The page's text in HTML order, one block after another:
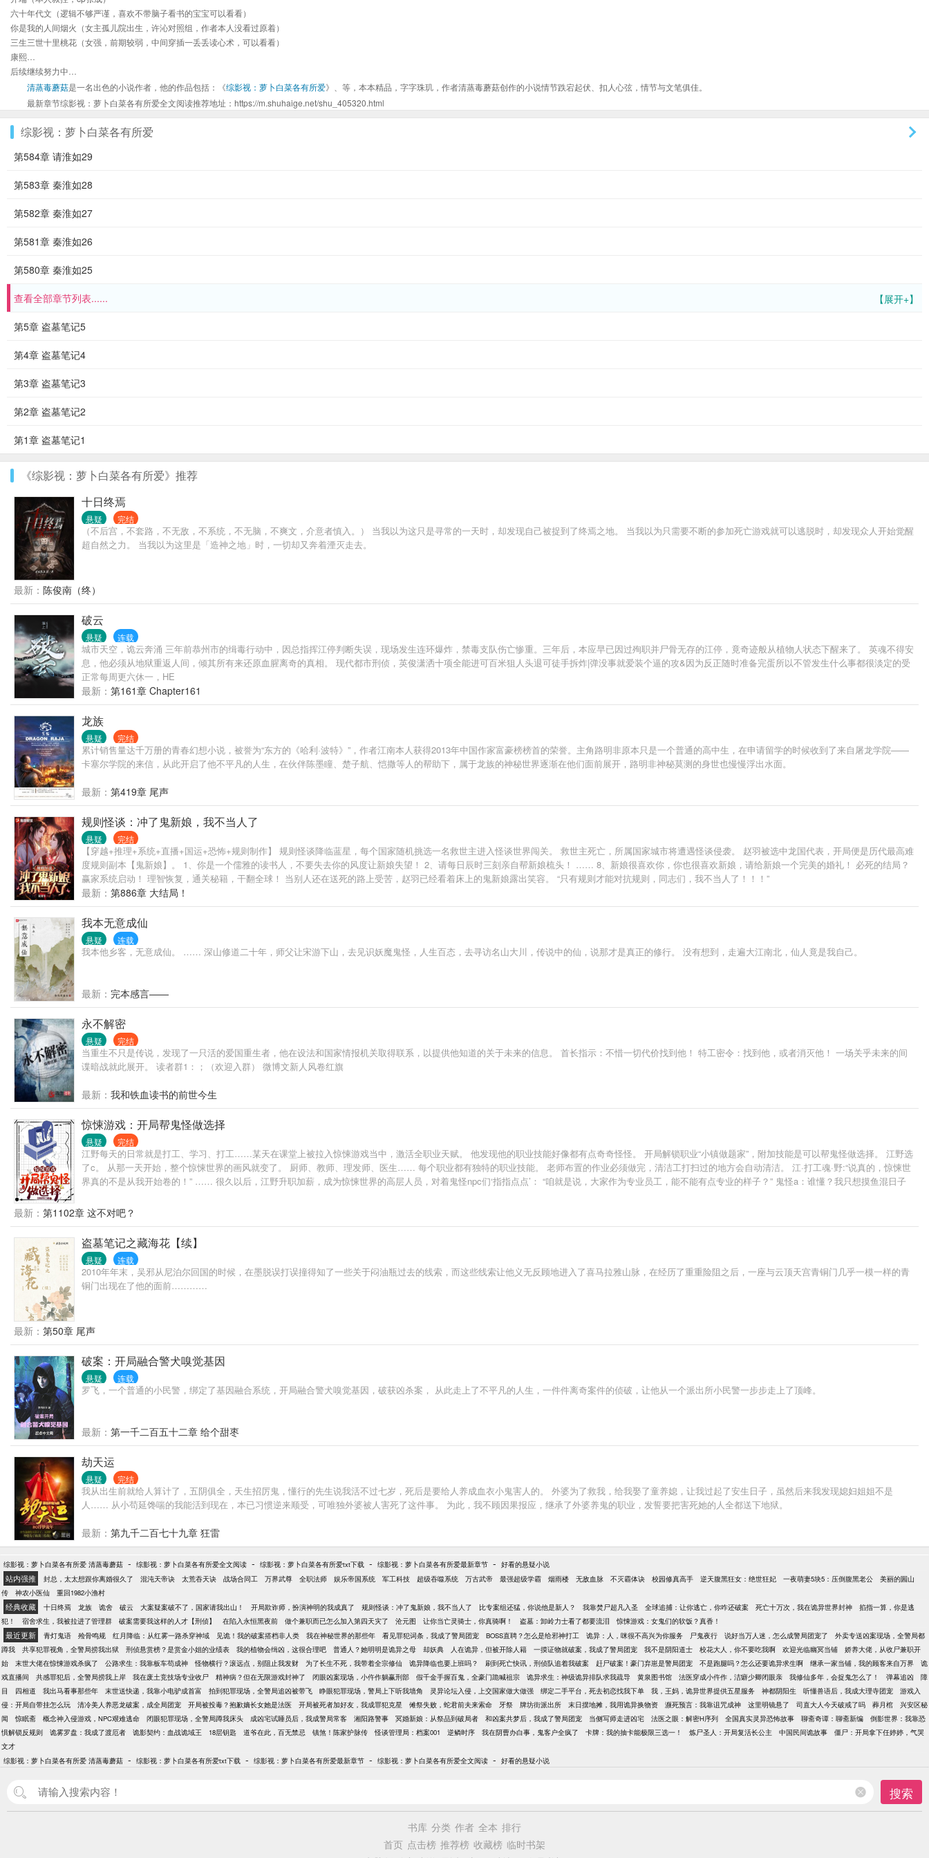
六十年代文（逻辑不够严谨，喜欢不带脑子看书的宝宝可以看看）
你是我的人间烟火（女主孤儿院出生，许沁对照组，作者本人没看过原着）
三生三世十里桃花（女强，前期较弱，中间穿插一丢丢读心术，可以看看）
康熙…
后续继续努力中…
清蒸毒蘑菇是一名出色的小说作者，他的作品包括：《综影视：萝卜白菜各有所爱》、等，本本精品，字字珠玑，作者清蒸毒蘑菇创作的小说情节跌宕起伏、扣人心弦，情节与文笔俱佳。
最新章节综影视：萝卜白菜各有所爱全文阅读推荐地址：https://m.shuhaige.net/shu_405320.html
综影视：萝卜白菜各有所爱
第584章 请淮如29
第583章 秦淮如28
第582章 秦淮如27
第581章 秦淮如26
第580章 秦淮如25
【展开+】
查看全部章节列表......
第5章 盗墓笔记5
第4章 盗墓笔记4
第3章 盗墓笔记3
第2章 盗墓笔记2
第1章 盗墓笔记1
《综影视：萝卜白菜各有所爱》推荐
十日终焉
悬疑 完结
（不后宫，不套路，不无敌，不系统，不无脑，不爽文，介意者慎入。） 当我以为这只是寻常的一天时，却发现自己被捉到了终焉之地。 当我以为只需要不断的参加死亡游戏就可以逃脱时，却发现众人开始觉醒
超自然之力。 当我以为这里是「造神之地」时，一切却又奔着湮灭走去。
最新： 陈俊南（终）
破云
悬疑 连载
城市天空，诡云奔涌 三年前恭州市的缉毒行动中，因总指挥江停判断失误，现场发生连环爆炸，禁毒支队伤亡惨重。三年后，本应早已因过殉职并尸骨无存的江停，竟奇迹般从植物人状态下醒来了。 英魂不得安
息，他必须从地狱重返人间，倾其所有来还原血腥离奇的真相。 现代都市刑侦，英俊潇洒十项全能进可百米狙人头退可徒手拆炸|弹没事就爱装个逼的攻&因为反正随时准备完蛋所以不管发生什么事都很淡定的受
正常每周更六休一，HE
最新： 第161章 Chapter161
龙族
悬疑 完结
累计销售量达千万册的青春幻想小说，被誉为“东方的《哈利·波特》”，作者江南本人获得2013年中国作家富豪榜榜首的荣誉。主角路明非原本只是一个普通的高中生，在申请留学的时候收到了来自屠龙学院——
卡塞尔学院的来信，从此开启了他不平凡的人生，在伙伴陈墨瞳、楚子航、恺撒等人的帮助下，属于龙族的神秘世界逐渐在他们面前展开，路明非神秘莫测的身世也慢慢浮出水面。
最新： 第419章 尾声
规则怪谈：冲了鬼新娘，我不当人了
悬疑 完结
【穿越+推理+系统+直播+国运+恐怖+规则制作】 规则怪谈降临蓝星，每个国家随机挑选一名救世主进入怪谈世界闯关。 救世主死亡，所属国家城市将遭遇怪谈侵袭。 赵羽被选中龙国代表，开局便是历代最高难
度规则副本【鬼新娘】。 1、你是一个儒雅的读书人，不要失去你的风度让新娘失望！ 2、请每日辰时三刻亲自帮新娘梳头！ …… 8、新娘很喜欢你，你也很喜欢新娘，请给新娘一个完美的婚礼！ 必死的结局？
赢家系统启动！ 理智恢复，通关秘籍，干翻全球！ 当别人还在送死的路上受苦，赵羽已经看着床上的鬼新娘露出笑容。 “只有规则才能对抗规则，同志们，我不当人了！！！”
最新： 第886章 大结局！
我本无意成仙
悬疑 连载
我本他乡客，无意成仙。 …… 深山修道二十年，师父让宋游下山，去见识妖魔鬼怪，人生百态，去寻访名山大川，传说中的仙，说那才是真正的修行。 没有想到，走遍大江南北，仙人竟是我自己。
最新： 完本感言——
永不解密
悬疑 完结
当重生不只是传说，发现了一只活的爱国重生者，他在设法和国家情报机关取得联系，以提供他知道的关于未来的信息。 首长指示：不惜一切代价找到他！ 特工密令：找到他，或者消灭他！ 一场关乎未来的间
谍暗战就此展开。 读者群1：；（欢迎入群） 微博文新人风卷红旗
最新： 我和铁血读书的前世今生
惊悚游戏：开局帮鬼怪做选择
悬疑 完结
江野每天的日常就是打工、学习、打工……某天在课堂上被拉入惊悚游戏当中，激活全职业天赋。 他发现他的职业技能好像都有点奇奇怪怪。 开局解锁职业“小镇做题家”，附加技能是可以帮鬼怪做选择。 江野选
了c。 从那一天开始，整个惊悚世界的画风就变了。 厨师、教师、理发师、医生…… 每个职业都有独特的职业技能。 老师布置的作业必须做完，清洁工打扫过的地方会自动清洁。 江·打工魂·野:“说真的，惊悚世
界真的不是从我开始卷的！” …… 很久以后，江野升职加薪，成为惊悚世界的高层人员，对着鬼怪npc们‘指指点点’： “咱就是说，大家作为专业员工，能不能有点专业的样子？” 鬼怪a：谁懂？我只想摸鱼混日子
最新： 第1102章 这不对吧？
盗墓笔记之藏海花【续】
悬疑 连载
2010年年末，吴邪从尼泊尔回国的时候，在墨脱误打误撞得知了一些关于闷油瓶过去的线索，而这些线索让他义无反顾地进入了喜马拉雅山脉，在经历了重重险阻之后，一座与云顶天宫青铜门几乎一模一样的青
铜门出现在了他的面前…………
最新： 第50章 尾声
破案：开局融合警犬嗅觉基因
悬疑 连载
罗飞，一个普通的小民警，绑定了基因融合系统，开局融合警犬嗅觉基因，破获凶杀案， 从此走上了不平凡的人生，一件件离奇案件的侦破，让他从一个派出所小民警一步步走上了顶峰。
最新： 第一千二百五十二章 给个甜枣
劫天运
悬疑 完结
我从出生前就给人算计了，五阴俱全，天生招厉鬼，懂行的先生说我活不过七岁，死后是要给人养成血衣小鬼害人的。 外婆为了救我，给我娶了童养媳，让我过起了安生日子，虽然后来我发现媳妇姐姐不是
人…… 从小苟延馋喘的我能活到现在，本已习惯逆来顺受，可唯独外婆被人害死了这件事。 为此，我不顾因果报应，继承了外婆养鬼的职业，发誓要把害死她的人全都送下地狱。
最新： 第九千二百七十九章 狂雷
综影视：萝卜白菜各有所爱 清蒸毒蘑菇 - 综影视：萝卜白菜各有所爱全文阅读 - 综影视：萝卜白菜各有所爱txt下载 - 综影视：萝卜白菜各有所爱最新章节 - 好看的悬疑小说
站内强推 封总，太太想跟你离婚很久了 混沌天帝诀 太荒吞天诀 战场合同工 万界武尊 全职法师 娱乐帝国系统 军工科技 超级吞噬系统 万古武帝 最强超级学霸 烟雨楼 无敌血脉 不灭霸体诀 校园修真高手 逆天腹黑狂女：绝世狂妃 一夜萌妻5块5：压倒腹黑老公
美丽的圌山
传
神农小医仙 重回1982小渔村
经典收藏 十日终焉 龙族 诡舍 破云 大案疑案破不了，国家请我出山！ 开局欺诈师，扮演神明的我成真了 规则怪谈：冲了鬼新娘，我不当人了 比专案组还猛，你说他是新人？ 我靠焚尸超凡入圣 全球追捕：让你逃亡，你咋还破案 死亡十万次，我在诡异世界封神
掐指一算，你是逃
犯！
宿舍求生，我被拉进了管理群 破案需要我这样的人才【刑侦】 在陷入永恒黑夜前 做个兼职而已怎么加入第四天灾了 沧元图 让你当亡灵骑士，你真骑啊！ 盗墓：卸岭力士看了都要流泪 惊悚游戏：女鬼们的软饭？真香！
最近更新 青灯鬼语 殓骨鸣规 红月降临：从红雾一路杀穿神域 见诡！我的破案搭档非人类 我在神秘世界的那些年 看见罪犯词条，我成了警局团宠 BOSS直聘？怎么是给邪神打工 诡异：人，咪很不高兴为你服务 尸鬼夜行 说好当万人迷，怎么成警局团宠了
外卖专送凶案现场，全警局都
蹲我
共享犯罪视角，全警局捞我出狱 刑侦悬赏榜？是赏金小姐的业绩表 我的植物会缉凶，这很合理吧 普通人？她明明是诡异之母 却妖典 人在诡异，但被开除人籍 一摸证物就破案，我成了警局团宠 我不是阴阳道士 校花大人，你不要吃我啊 欢迎光临幽冥当铺
娇养大佬，从收尸兼职开
始
末世大佬在惊悚游戏杀疯了 公路求生：我靠板车苟成神 怪物横行？滚远点，别阻止我发财 为了长生不死，我带着全宗修仙 诡异降临也要上班吗？ 刷到死亡快讯，刑侦队追着我破案 赶尸破案！豪门弃崽是警局团宠 不是跑腿吗？怎么还要诡异求生啊 继承一家当铺，我的顾客来自万界
诡
戏直播间
共感罪犯后，全警局捞我上岸 我在废土竞技场专业收尸 精神病？但在无限游戏封神了 闭眼凶案现场，小仵作躺赢刑部 假千金手握百鬼，全豪门跪喊祖宗 诡异求生：神级诡异排队求我疏导 黄泉图书馆 法医穿成小仵作，洁癖少卿闭眼亲 我修仙多年，会捉鬼怎么了！ 弹幕追凶
障
目
四相道 我出马看事那些年 末世送快递，我靠小电驴成首富 拍到犯罪现场，全警局追凶被带飞 睁眼犯罪现场，警局上下听我墙角 灵异论坛入侵，上交国家做大做强 绑定二手平台，死去初恋找我下单 我，王妈，诡异世界提供五星服务 神都阴阳生 听懂兽语后，我成大理寺团宠
游戏入
侵：开局自带挂怎么玩
清冷美人养恶龙破案，成全局团宠 开局被投毒？抱歉嫡长女她是法医 开局被死者加好友，我成罪犯克星 傩祭失败，蛇君前夫来索命 牙祭 牌坊街派出所 末日摆地摊，我用诡异换物资 濒死预言：我靠诅咒成神 这里明镜悬了 司直大人今天破戒了吗 葬月棺
兴安区秘
闻
惊眠斋 概念神入侵游戏，NPC艰难逃命 闭眼犯罪现场，全警局蹲我床头 成凶宅试睡员后，我成警局常客 湘阳路警事 冥婚新娘：从祭品到破局者 和凶案共梦后，我成了警局团宠 当侧写师走进凶宅 法医之眼：解密H序列 全国真实灵异恐怖故事 聊斋奇谭：聊斋新编
倒影世界：我靠恐
惧解锁反规则
诡雾罗盘：我成了渡厄者 诡影契约：血战诡域王 18层钥匙 道爷在此，百无禁忌 镇煞！陈家护脉传 怪谈管理局：档案001 逆鳞时序 我在阴曹办白事，鬼客户全疯了 卡牌：我的抽卡能极限三选一！ 炼尸圣人：开局复活长公主 中国民间诡故事
僵尸：开局拿下任婷婷，气哭
文才
综影视：萝卜白菜各有所爱 清蒸毒蘑菇 - 综影视：萝卜白菜各有所爱txt下载 - 综影视：萝卜白菜各有所爱最新章节 - 综影视：萝卜白菜各有所爱全文阅读 - 好看的悬疑小说
搜索
书库 分类 作者 全本 排行
首页 点击榜 推荐榜 收藏榜 临时书架